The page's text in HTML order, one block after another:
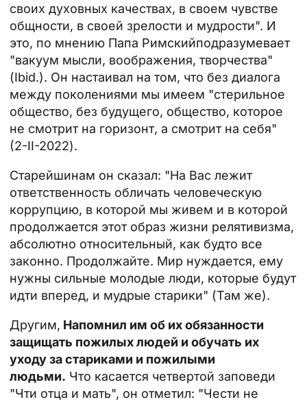
своих духовных качествах, в своем чувстве
общности, в своей зрелости и мудрости". И
это, по мнению Папа Римскийподразумевает
"вакуум мысли, воображения, творчества"
(Ibid.). Он настаивал на том, что без диалога
между поколениями мы имеем "стерильное
общество, без будущего, общество, которое
не смотрит на горизонт, а смотрит на себя"
(2-II-2022).
Старейшинам он сказал: "На Вас лежит
ответственность обличать человеческую
коррупцию, в которой мы живем и в которой
продолжается этот образ жизни релятивизма,
абсолютно относительный, как будто все
законно. Продолжайте. Мир нуждается, ему
нужны сильные молодые люди, которые будут
идти вперед, и мудрые старики" (Там же).
Другим, Напомнил им об их обязанности
защищать пожилых людей и обучать их
уходу за стариками и пожилыми
людьми. Что касается четвертой заповеди
"Чти отца и мать", он отметил: "Чести не